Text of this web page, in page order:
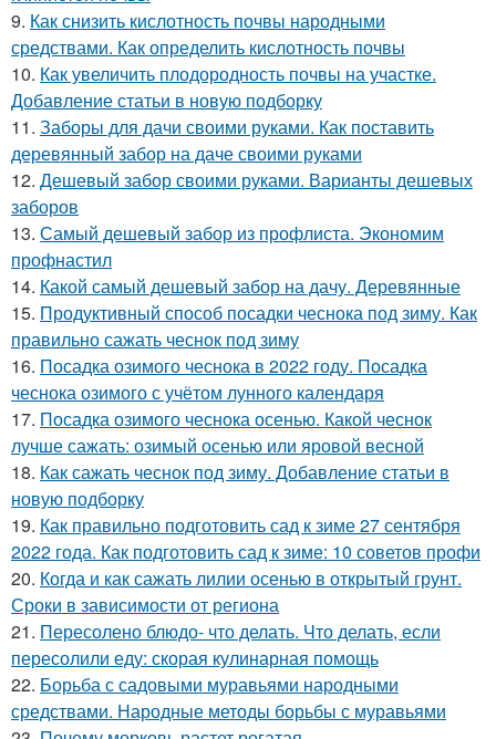
9. Как снизить кислотность почвы народными
средствами. Как определить кислотность почвы
10. Как увеличить плодородность почвы на участке.
Добавление статьи в новую подборку
11. Заборы для дачи своими руками. Как поставить
деревянный забор на даче своими руками
12. Дешевый забор своими руками. Варианты дешевых
заборов
13. Самый дешевый забор из профлиста. Экономим
профнастил
14. Какой самый дешевый забор на дачу. Деревянные
15. Продуктивный способ посадки чеснока под зиму. Как
правильно сажать чеснок под зиму
16. Посадка озимого чеснока в 2022 году. Посадка
чеснока озимого с учётом лунного календаря
17. Посадка озимого чеснока осенью. Какой чеснок
лучше сажать: озимый осенью или яровой весной
18. Как сажать чеснок под зиму. Добавление статьи в
новую подборку
19. Как правильно подготовить сад к зиме 27 сентября
2022 года. Как подготовить сад к зиме: 10 советов профи
20. Когда и как сажать лилии осенью в открытый грунт.
Сроки в зависимости от региона
21. Пересолено блюдо- что делать. Что делать, если
пересолили еду: скорая кулинарная помощь
22. Борьба с садовыми муравьями народными
средствами. Народные методы борьбы с муравьями